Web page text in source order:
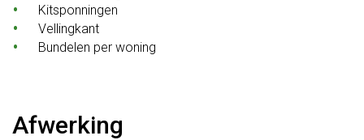
Kitsponningen
Vellingkant
Bundelen per woning
Afwerking